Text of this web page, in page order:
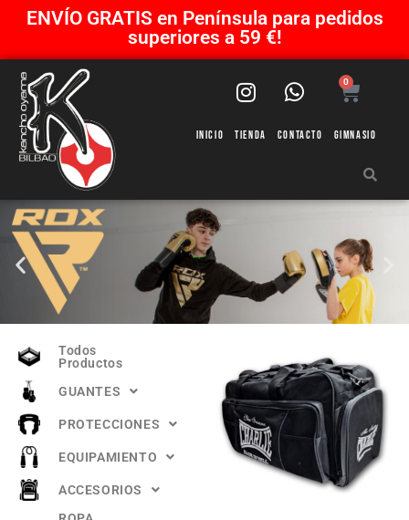
ENVÍO GRATIS en Península para pedidos
superiores a 59 €!
0
Inicio Tienda Contacto Gimnasio
Todos
Productos
GUANTES
PROTECCIONES
EQUIPAMIENTO
ACCESORIOS